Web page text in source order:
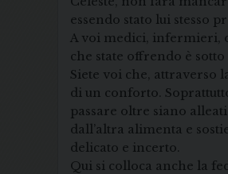
essendo stato lui stesso
A voi medici, infermieri,
che state offrendo è
Siete voi che, attraverso
di un conforto.
passare oltre siano
dall’altra alimenta e
delicato e incerto.
Qui si colloca anche la